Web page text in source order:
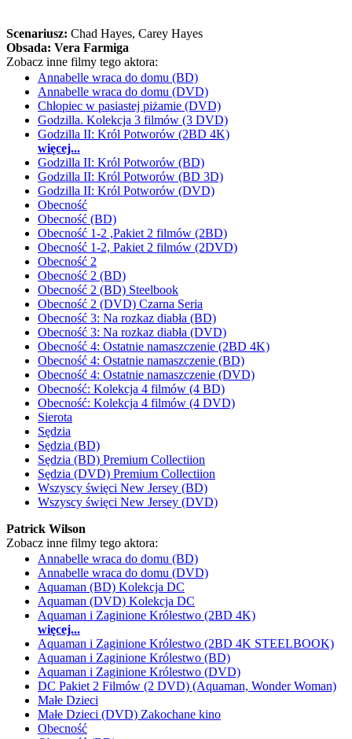
Scenariusz: Chad Hayes, Carey Hayes
Obsada: Vera Farmiga
Zobacz inne filmy tego aktora:
Annabelle wraca do domu (BD)
Annabelle wraca do domu (DVD)
Chłopiec w pasiastej piżamie (DVD)
Godzilla. Kolekcja 3 filmów (3 DVD)
Godzilla II: Król Potworów (2BD 4K)
więcej...
Godzilla II: Król Potworów (BD)
Godzilla II: Król Potworów (BD 3D)
Godzilla II: Król Potworów (DVD)
Obecność
Obecność (BD)
Obecność 1-2 ,Pakiet 2 filmów (2BD)
Obecność 1-2, Pakiet 2 filmów (2DVD)
Obecność 2
Obecność 2 (BD)
Obecność 2 (BD) Steelbook
Obecność 2 (DVD) Czarna Seria
Obecność 3: Na rozkaz diabła (BD)
Obecność 3: Na rozkaz diabła (DVD)
Obecność 4: Ostatnie namaszczenie (2BD 4K)
Obecność 4: Ostatnie namaszczenie (BD)
Obecność 4: Ostatnie namaszczenie (DVD)
Obecność: Kolekcja 4 filmów (4 BD)
Obecność: Kolekcja 4 filmów (4 DVD)
Sierota
Sędzia
Sędzia (BD)
Sędzia (BD) Premium Collectiion
Sędzia (DVD) Premium Collectiion
Wszyscy święci New Jersey (BD)
Wszyscy święci New Jersey (DVD)
Patrick Wilson
Zobacz inne filmy tego aktora:
Annabelle wraca do domu (BD)
Annabelle wraca do domu (DVD)
Aquaman (BD) Kolekcja DC
Aquaman (DVD) Kolekcja DC
Aquaman i Zaginione Królestwo (2BD 4K)
więcej...
Aquaman i Zaginione Królestwo (2BD 4K STEELBOOK)
Aquaman i Zaginione Królestwo (BD)
Aquaman i Zaginione Królestwo (DVD)
DC Pakiet 2 Filmów (2 DVD) (Aquaman, Wonder Woman)
Małe Dzieci
Małe Dzieci (DVD) Zakochane kino
Obecność